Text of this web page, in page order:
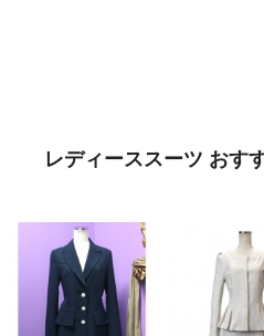
レディーススーツ おす